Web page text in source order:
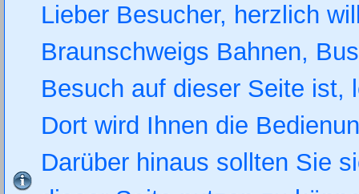
Lieber Besucher, herzlich
Braunschweigs Bahnen,
Besuch auf dieser Seite
Dort wird Ihnen die
Darüber hinaus sollten Sie